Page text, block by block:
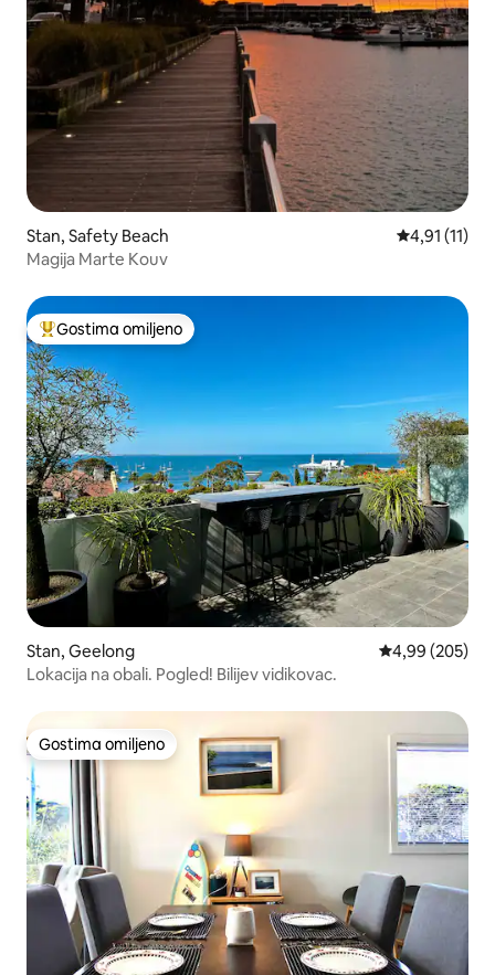
Stan, Safety Beach Prosečna
4,91 (11)
Magija Marte Kouv
Najuspešniji među gostima omiljenim
Gostima omiljeno
Stan, Geelong Prosečna
4,99 (205)
Lokacija na obali. Pogled! Bilijev vidikovac.
Gostima omiljeno
Gostima omiljeno